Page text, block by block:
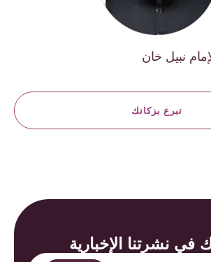
نبيل خان
تبرع بزكاتك
في نشرتنا الإخبارية